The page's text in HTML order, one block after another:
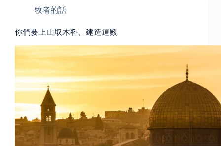
牧者的話
你們要上山取木料、建造這殿